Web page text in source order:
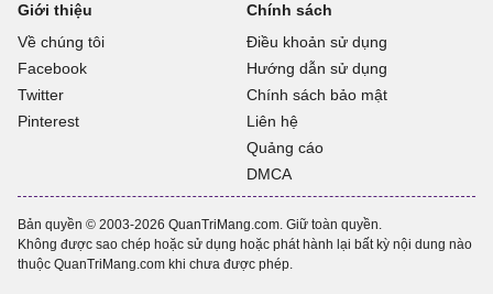
Giới thiệu
Về chúng tôi
Facebook
Twitter
Pinterest
Chính sách
Điều khoản sử dụng
Hướng dẫn sử dụng
Chính sách bảo mật
Liên hệ
Quảng cáo
DMCA
Bản quyền © 2003-2026 QuanTriMang.com. Giữ toàn quyền.
Không được sao chép hoặc sử dụng hoặc phát hành lại bất kỳ nội dung nào
thuộc QuanTriMang.com khi chưa được phép.